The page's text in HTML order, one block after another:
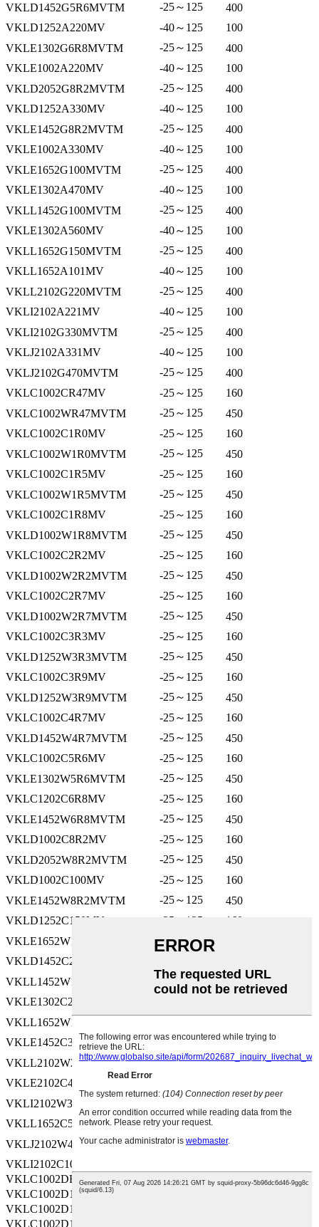
VKLD1452G5R6MVTM
-25～125
400
VKLD1252A220MV
-40～125
100
VKLE1302G6R8MVTM
-25～125
400
VKLE1002A220MV
-40～125
100
VKLD2052G8R2MVTM
-25～125
400
VKLD1252A330MV
-40～125
100
VKLE1452G8R2MVTM
-25～125
400
VKLE1002A330MV
-40～125
100
VKLE1652G100MVTM
-25～125
400
VKLE1302A470MV
-40～125
100
VKLL1452G100MVTM
-25～125
400
VKLE1302A560MV
-40～125
100
VKLL1652G150MVTM
-25～125
400
VKLL1652A101MV
-40～125
100
VKLL2102G220MVTM
-25～125
400
VKLI2102A221MV
-40～125
100
VKLI2102G330MVTM
-25～125
400
VKLJ2102A331MV
-40～125
100
VKLJ2102G470MVTM
-25～125
400
VKLC1002CR47MV
-25～125
160
VKLC1002WR47MVTM
-25～125
450
VKLC1002C1R0MV
-25～125
160
VKLC1002W1R0MVTM
-25～125
450
VKLC1002C1R5MV
-25～125
160
VKLC1002W1R5MVTM
-25～125
450
VKLC1002C1R8MV
-25～125
160
VKLD1002W1R8MVTM
-25～125
450
VKLC1002C2R2MV
-25～125
160
VKLD1002W2R2MVTM
-25～125
450
VKLC1002C2R7MV
-25～125
160
VKLD1002W2R7MVTM
-25～125
450
VKLC1002C3R3MV
-25～125
160
VKLD1252W3R3MVTM
-25～125
450
VKLC1002C3R9MV
-25～125
160
VKLD1252W3R9MVTM
-25～125
450
VKLC1002C4R7MV
-25～125
160
VKLD1452W4R7MVTM
-25～125
450
VKLC1002C5R6MV
-25～125
160
VKLE1302W5R6MVTM
-25～125
450
VKLC1202C6R8MV
-25～125
160
VKLE1452W6R8MVTM
-25～125
450
VKLD1002C8R2MV
-25～125
160
VKLD2052W8R2MVTM
-25～125
450
VKLD1002C100MV
-25～125
160
VKLE1452W8R2MVTM
-25～125
450
VKLD1252C150MV
-25～125
160
VKLE1652W100MVTM
-25～125
VKLD1452C220MV
VKLL1452W100MVTM
-25～125
450
VKLE1302C220MV
VKLL1652W150MVTM
VKLE1452C330MV
-25～125
160
VKLL2102W220MVTM
-25～125
450
VKLE2102C470MV
VKLI2102W330MVTM
VKLL1652C560MV
-25～125
VKLJ2102W470MVTM
-25～125
450
VKLI2102C101MV
VKLC1002DR47MV
-25～125
200
VKLC1002D1R0MV
VKLC1002D1R5MV
VKLC1002D1R8MV